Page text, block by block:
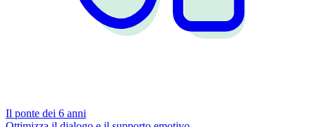
Il ponte dei 6 anni